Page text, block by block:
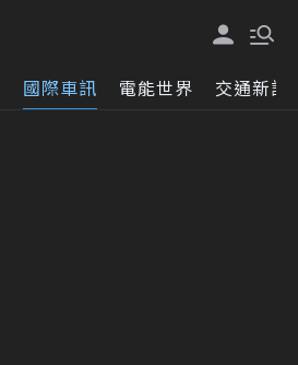
國際車訊 電能世界 交通新訊